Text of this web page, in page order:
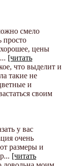
смело
просто
хорошее, цены
... [читать
что выделит и
такие не
и
своим
у вас
очень
размеры и
... [читать